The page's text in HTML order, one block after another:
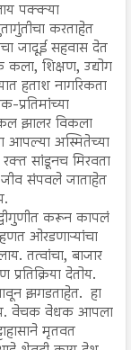
पक्क्या
करताहेत
जादूई सहवास देत
शिक्षण, उद्योग
हताश नागरिकता
झालर विकला
आपल्या अस्मितेच्या
सांडूनच मिरवता
संपवले जाताहेत
करून कापलं
ओरडणाऱ्यांचा
तत्वांचा, बाजार
देतोय.
झगडताहेत. हा
वेचक वेधक आपला
मृतवत